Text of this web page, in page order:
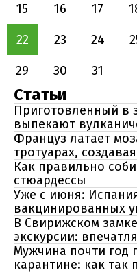
15
16 17
22
23 24
29
30 31
Статьи
Приготовленный в
выпекают
Француз латает
тротуарах,
Как правильно
стюардессы
Уже с июня:
вакцинированных
В Свирижском
экскурсии:
Мужчина почти год
карантине: как так